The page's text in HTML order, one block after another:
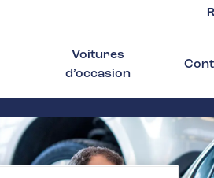
Voitures
d’occasion